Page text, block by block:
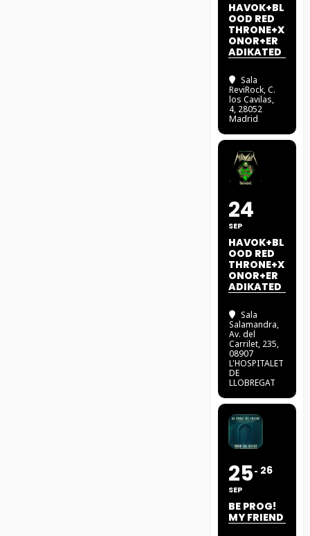
HAVOK+BL
OOD RED
THRONE+X
ONOR+ER
ADIKATED
Sala
ReviRock, C.
los Cavilas,
4, 28052
Madrid
24
SEP
HAVOK+BL
OOD RED
THRONE+X
ONOR+ER
ADIKATED
Sala
Salamandra,
Av. del
Carrilet, 235,
08907
L'HOSPITALET
DE
LLOBREGAT
25
SEP
26
BE PROG!
MY FRIEND